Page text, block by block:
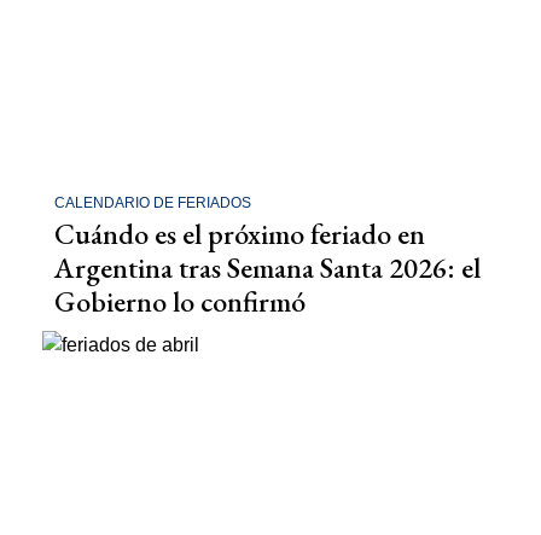
CALENDARIO DE FERIADOS
Cuándo es el próximo feriado en
Argentina tras Semana Santa 2026: el
Gobierno lo confirmó